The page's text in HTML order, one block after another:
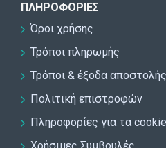
ΠΛΗΡΟΦΟΡΊΕΣ
Όροι χρήσης
Τρόποι πληρωμής
Τρόποι & έξοδα αποστολής
Πολιτική επιστροφών
Πληροφορίες για τα